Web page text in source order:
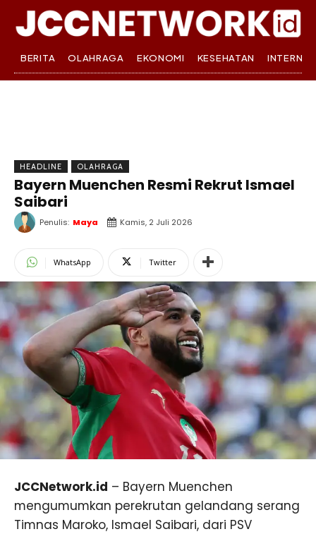
BERITA OLAHRAGA EKONOMI KESEHATAN
HEADLINE OLAHRAGA
Bayern Muenchen Resmi Rekrut Ismael
Saibari
Penulis: Maya Kamis, 2 Juli 2026
WhatsApp Twitter
JCCNetwork.id – Bayern Muenchen
mengumumkan perekrutan gelandang serang
Timnas Maroko, Ismael Saibari, dari PSV